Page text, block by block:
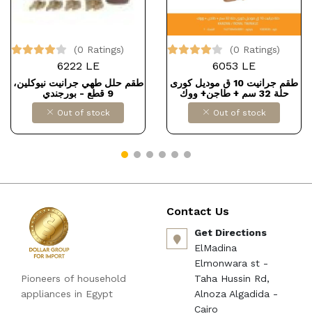
(0 Ratings)
6222 LE
طقم حلل طهي جرانيت نيوكلين،
9 قطع - بورجندي
Out of stock
(0 Ratings)
6053 LE
طقم جرانيت 10 ق موديل كورى
حلة 32 سم + طاجن+ ووك
KAZAN / RO
Out of stock
Pioneers of household
appliances in Egypt
Contact Us
Get Directions
ElMadina
Elmonwara st -
Taha Hussin Rd,
Alnoza Algadida -
Cairo